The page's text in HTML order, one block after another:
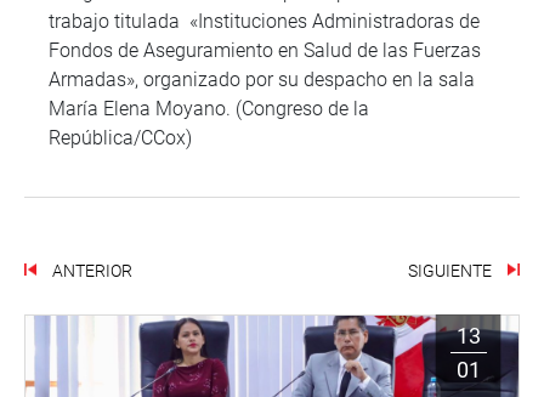
trabajo titulada «Instituciones Administradoras de
Fondos de Aseguramiento en Salud de las Fuerzas
Armadas», organizado por su despacho en la sala
María Elena Moyano. (Congreso de la
República/CCox)
ANTERIOR SIGUIENTE
13
01